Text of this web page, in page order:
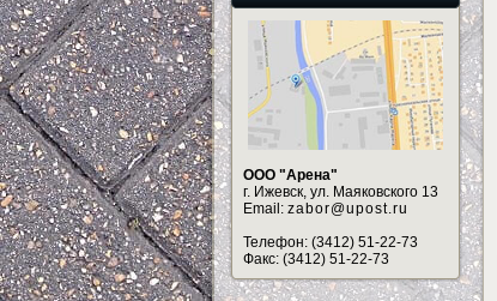
ООО "Арена"
г. Ижевск, ул. Маяковского 13
Email: zabor@upost.ru
Телефон: (3412) 51-22-73
Факс: (3412) 51-22-73